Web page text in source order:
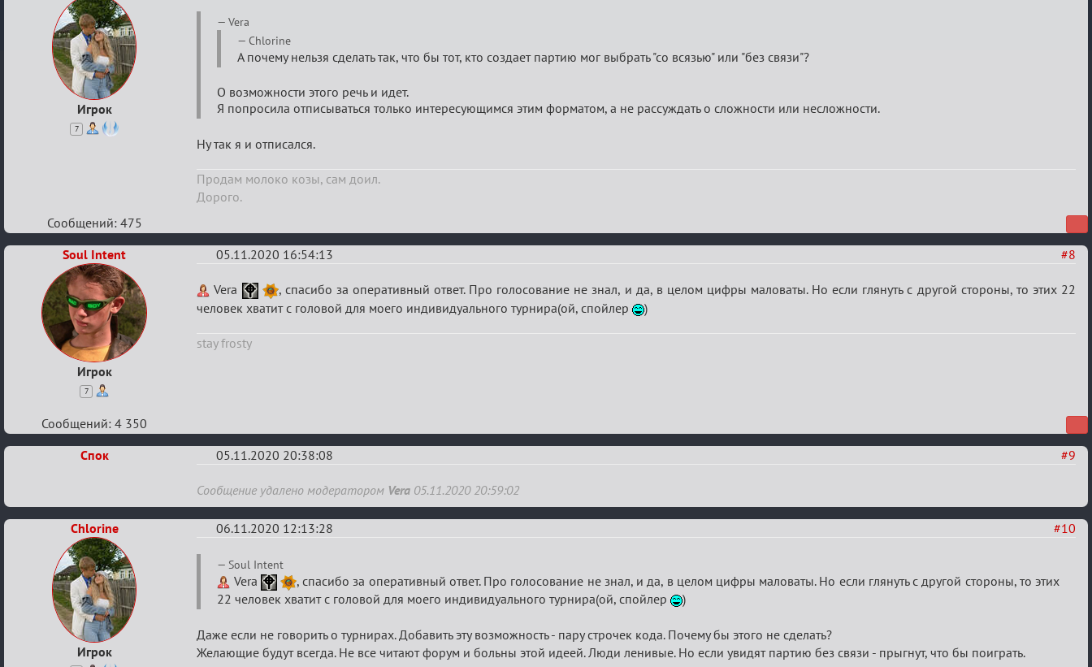
Игрок
7
Re:
Партии
без
внутриигровой
связи
Vera
Chlorine
А почему нельзя сделать так, что бы тот, кто создает партию мог выбрать "со всязью" или "без связи"?
О возможности этого речь и идет.
Я попросила отписываться только интересующимся этим форматом, а не рассуждать о сложности или несложности.
Ну так я и отписался.
Продам молоко козы, сам доил.
Дорого.
Сообщений: 475
Soul Intent
Игрок
7
#8
05.11.2020 16:54:13
Re:
Партии
внутриигровой
Vera
, спасибо за оперативный ответ. Про голосование не знал, и да, в целом цифры маловаты. Но если глянуть с другой стороны, то этих 22
человек хватит с головой для моего индивидуального турнира(ой, спойлер
)
stay frosty
Сообщений: 4 350
Спок
#9
05.11.2020 20:38:08
Re:
Партии
без
внутриигровой
связи
Сообщение удалено модератором Vera 05.11.2020 20:59:02
Chlorine
Игрок
#10
06.11.2020 12:13:28
Re:
Партии
без
внутриигровой
связи
Soul Intent
Vera
, спасибо за оперативный ответ. Про голосование не знал, и да, в целом цифры маловаты. Но если глянуть с другой стороны, то этих
22 человек хватит с головой для моего индивидуального турнира(ой, спойлер
)
Даже если не говорить о турнирах. Добавить эту возможность - пару строчек кода. Почему бы этого не сделать?
Желающие будут всегда. Не все читают форум и больны этой идеей. Люди ленивые. Но если увидят партию без связи - прыгнут, что бы поиграть.